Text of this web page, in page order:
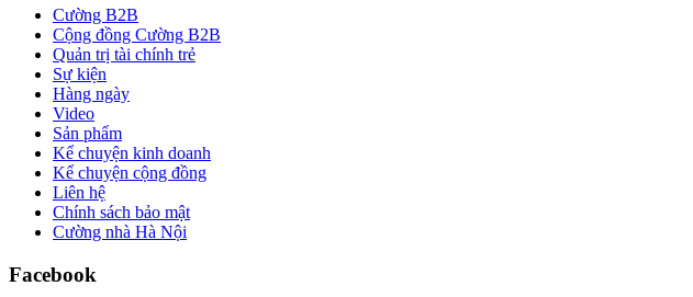
Cường B2B
Cộng đồng Cường B2B
Quản trị tài chính trẻ
Sự kiện
Hàng ngày
Video
Sản phẩm
Kể chuyện kinh doanh
Kể chuyện cộng đồng
Liên hệ
Chính sách bảo mật
Cường nhà Hà Nội
Facebook